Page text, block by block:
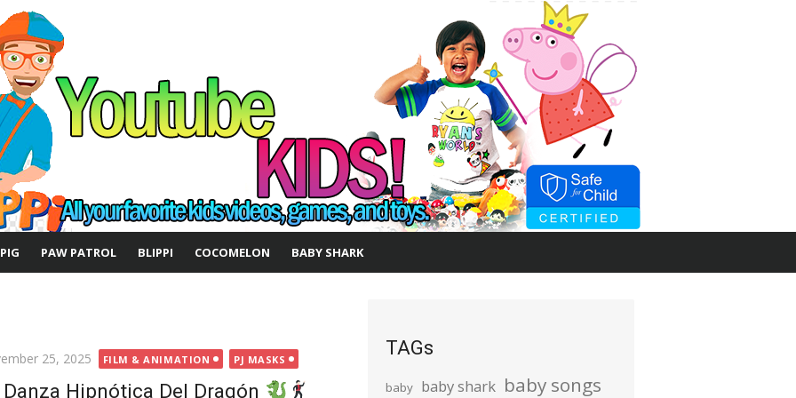
PAW PATROL BLIPPI COCOMELON BABY SHARK
25, 2025 FILM & ANIMATION PJ MASKS
Danza Hipnótica Del Dragón
TAGs
baby baby shark baby songs